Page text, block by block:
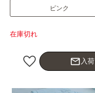
ピンク
在庫切れ
mail_outline入